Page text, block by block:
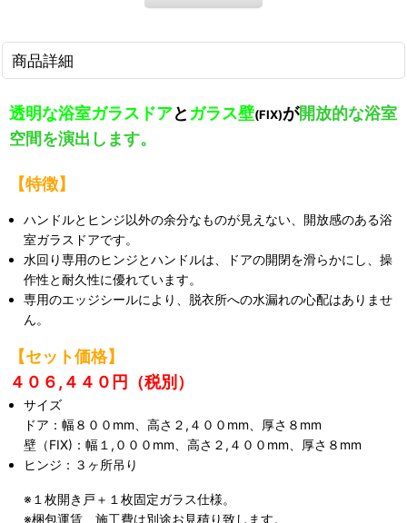
商品詳細
透明な浴室ガラスドアと ガラス壁(FIX)が開放的な浴室
空間を演出します。
【特徴】
ハンドルとヒンジ以外の余分なものが見えない、開放感のある浴
室ガラスドアです。
水回り専用のヒンジとハンドルは、ドアの開閉を滑らかにし、操
作性と耐久性に優れています。
専用のエッジシールにより、脱衣所への水漏れの心配はありませ
ん。
【セット価格】
４０６,４４０円（税別）
サイズ
ドア：幅８００mm、高さ２,４００mm、厚さ８mm
壁（FIX)：幅１,０００mm、高さ２,４００mm、厚さ８mm
ヒンジ：３ヶ所吊り
※１枚開き戸＋１枚固定ガラス仕様。
※梱包運賃、施工費は別途お見積り致します。